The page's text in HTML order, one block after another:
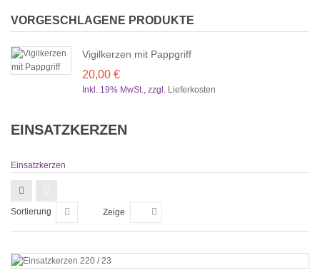
VORGESCHLAGENE PRODUKTE
Vigilkerzen mit Pappgriff
20,00 €
Inkl. 19% MwSt., zzgl. Lieferkosten
EINSATZKERZEN
Einsatzkerzen
Sortierung Zeige